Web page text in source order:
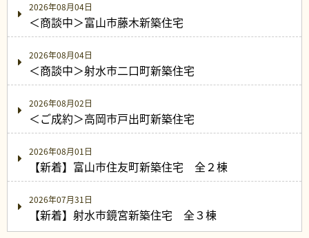
2026年08月04日
＜商談中＞富山市藤木新築住宅
2026年08月04日
＜商談中＞射水市二口町新築住宅
2026年08月02日
＜ご成約＞高岡市戸出町新築住宅
2026年08月01日
【新着】富山市住友町新築住宅 全２棟
2026年07月31日
【新着】射水市鏡宮新築住宅 全３棟